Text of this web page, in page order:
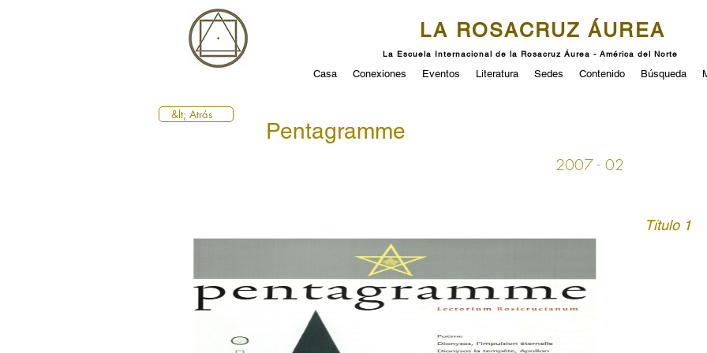
LA ROSACRUZ ÁUREA
La Escuela Internacional de la Rosacruz Áurea - América del Norte
Casa Conexiones Eventos Literatura Sedes Contenido Búsqueda
&lt; Atrás
Pentagramme
2007 - 02
Título 1